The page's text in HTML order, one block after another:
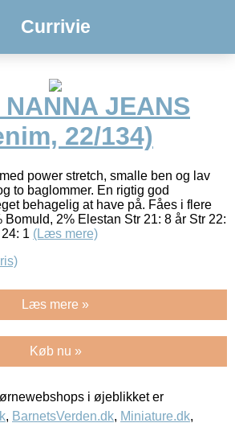
Currivie
JEANS
22/134)
power stretch, smalle ben og lav
to baglommer. En rigtig god
behagelig at have på. Fåes i flere
Bomuld, 2% Elestan Str 21: 8 år Str 22:
1 (Læs mere)
Læs mere »
Køb nu »
i øjeblikket er
, BarnetsVerden.dk, Miniature.dk,